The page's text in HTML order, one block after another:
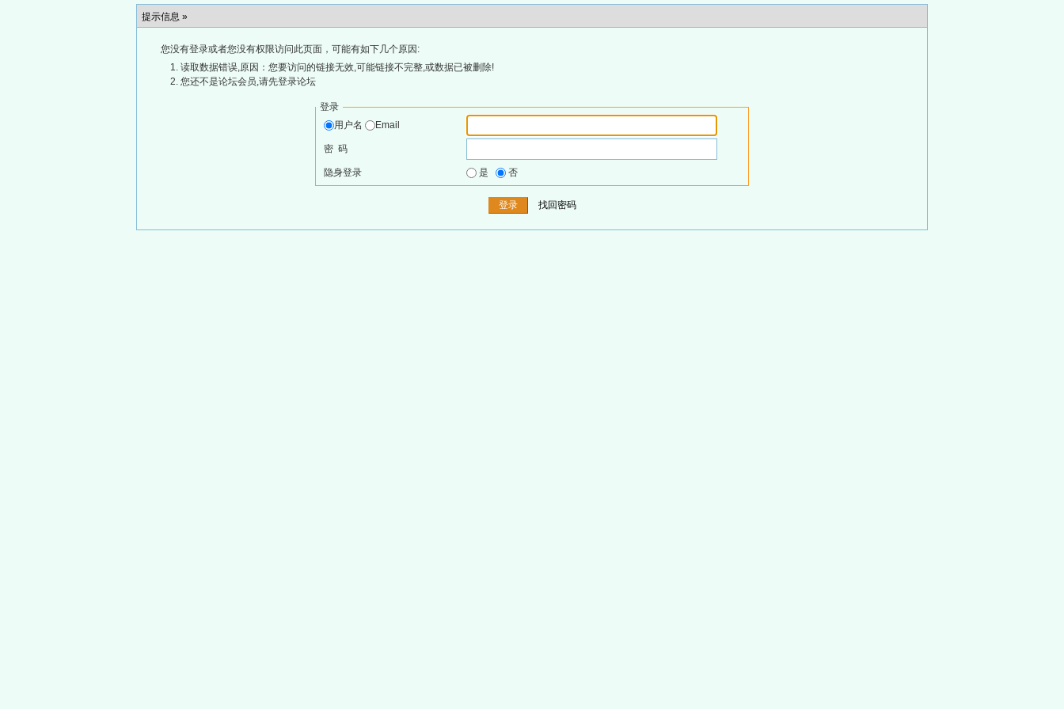
提示信息 »
您没有登录或者您没有权限访问此页面，可能有如下几个原因:
读取数据错误,原因：您要访问的链接无效,可能链接不完整,或数据已被删除!
您还不是论坛会员,请先登录论坛
登录
用户名
Email
密 码
隐身登录 是 否
找回密码